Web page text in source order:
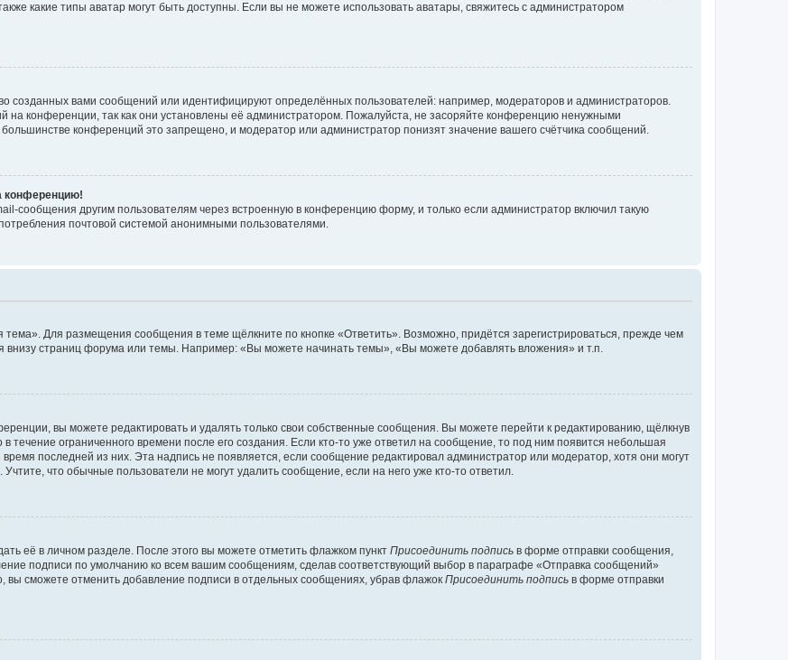
какие типы аватар могут быть доступны. Если вы не можете использовать аватары, свяжитесь с администратором
созданных вами сообщений или идентифицируют определённых пользователей: например, модераторов и администраторов.
конференции, так как они установлены её администратором. Пожалуйста, не засоряйте конференцию ненужными
конференций это запрещено, и модератор или администратор понизят значение вашего счётчика сообщений.
конференцию!
сообщения другим пользователям через встроенную в конференцию форму, и только если администратор включил такую
почтовой системой анонимными пользователями.
Для размещения сообщения в теме щёлкните по кнопке «Ответить». Возможно, придётся зарегистрироваться, прежде чем
внизу страниц форума или темы. Например: «Вы можете начинать темы», «Вы можете добавлять вложения» и т.п.
вы можете редактировать и удалять только свои собственные сообщения. Вы можете перейти к редактированию, щёлкнув
течение ограниченного времени после его создания. Если кто-то уже ответил на сообщение, то под ним появится небольшая
время последней из них. Эта надпись не появляется, если сообщение редактировал администратор или модератор, хотя они могут
что обычные пользователи не могут удалить сообщение, если на него уже кто-то ответил.
её в личном разделе. После этого вы можете отметить флажком пункт Присоединить подпись в форме отправки сообщения,
подписи по умолчанию ко всем вашим сообщениям, сделав соответствующий выбор в параграфе «Отправка сообщений»
вы сможете отменить добавление подписи в отдельных сообщениях, убрав флажок Присоединить подпись в форме отправки